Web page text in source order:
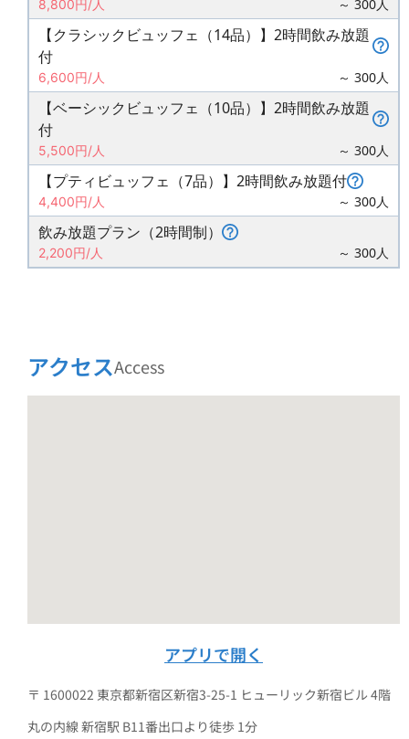
8,800円/人 ～ 300人
【クラシックビュッフェ（14品）】2時間飲み放題
付
6,600円/人 ～ 300人
【ベーシックビュッフェ（10品）】2時間飲み放題
付
5,500円/人 ～ 300人
【プティビュッフェ（7品）】2時間飲み放題付
4,400円/人 ～ 300人
飲み放題プラン（2時間制）
2,200円/人 ～ 300人
アクセスAccess
アプリで開く
〒 1600022 東京都新宿区新宿3-25-1 ヒューリック新宿ビル 4階
丸の内線 新宿駅 B11番出口より徒歩 1分